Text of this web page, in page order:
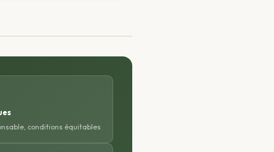
conditions équitables